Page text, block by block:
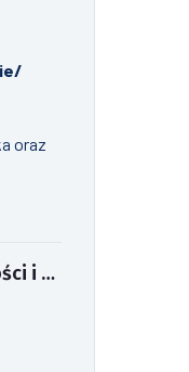
oraz
Inżynierka / Inżynier ds. jakości i kontroli produkcji prefabrykatów